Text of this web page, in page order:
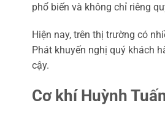
phổ biến và không chỉ riêng
Hiện nay, trên thị trường có
Phát khuyến nghị quý khách
cậy.
Cơ khí Huỳnh